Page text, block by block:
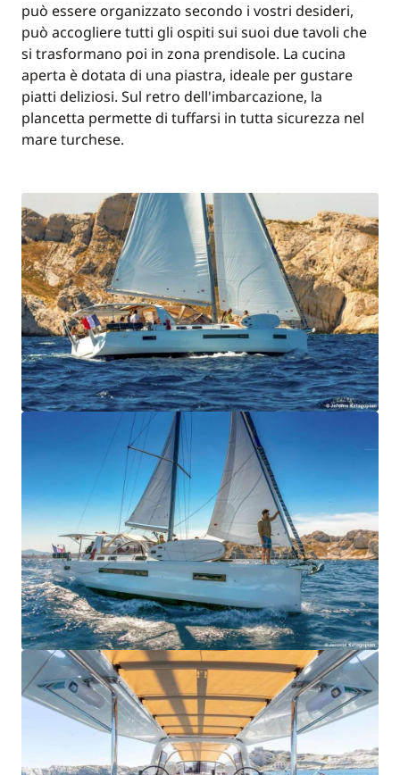
può essere organizzato secondo i vostri desideri,
può accogliere tutti gli ospiti sui suoi due tavoli che
si trasformano poi in zona prendisole. La cucina
aperta è dotata di una piastra, ideale per gustare
piatti deliziosi. Sul retro dell'imbarcazione, la
plancetta permette di tuffarsi in tutta sicurezza nel
mare turchese.